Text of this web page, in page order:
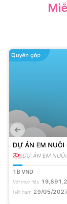
Quyên góp
DỰ ÁN EM
ĐỒNG HÀNH
DỰ ÁN EM
1B VND
Với mục tiêu
Hết hạn: 29/05/